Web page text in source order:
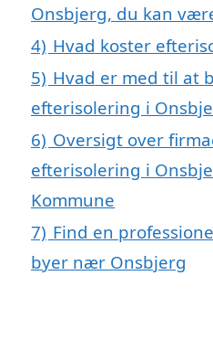
Onsbjerg, du kan
4) Hvad koster
5) Hvad er med til at
efterisolering i
6) Oversigt over
efterisolering i
Kommune
7) Find en
byer nær Onsbjerg